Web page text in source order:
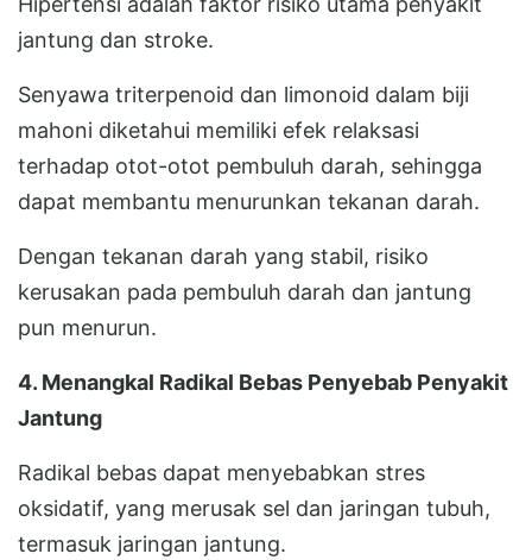
jantung dan stroke.
Senyawa triterpenoid dan limonoid dalam biji
mahoni diketahui memiliki efek relaksasi
terhadap otot-otot pembuluh darah, sehingga
dapat membantu menurunkan tekanan darah.
Dengan tekanan darah yang stabil, risiko
kerusakan pada pembuluh darah dan jantung
pun menurun.
4. Menangkal Radikal Bebas Penyebab Penyakit
Jantung
Radikal bebas dapat menyebabkan stres
oksidatif, yang merusak sel dan jaringan tubuh,
termasuk jaringan jantung.